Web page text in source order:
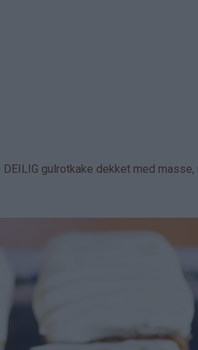
gulrotkake dekket med